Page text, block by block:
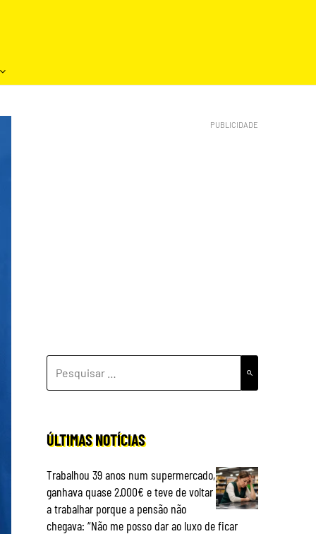
POR:
ÚLTIMAS NOTÍCIAS
Trabalhou 39 anos num supermercado,
ganhava quase 2.000€ e teve de voltar
a trabalhar porque a pensão não
chegava: “Não me posso dar ao luxo de ficar